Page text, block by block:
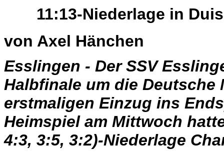
11:13-Niederlage in
von Axel Hänchen
Esslingen - Der SSV
Halbfinale um die
erstmaligen Einzug ins
Heimspiel am Mittwoch
4:3, 3:5, 3:2)-Niederlage